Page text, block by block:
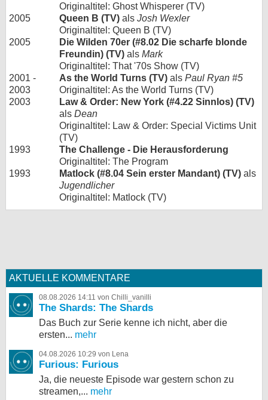
Originaltitel: Ghost Whisperer (TV)
2005
Queen B (TV) als Josh Wexler
Originaltitel: Queen B (TV)
2005
Die Wilden 70er (#8.02 Die scharfe blonde
Freundin) (TV) als Mark
Originaltitel: That '70s Show (TV)
2001 -
2003
As the World Turns (TV) als Paul Ryan #5
Originaltitel: As the World Turns (TV)
2003
Law & Order: New York (#4.22 Sinnlos) (TV)
als Dean
Originaltitel: Law & Order: Special Victims Unit
(TV)
1993
The Challenge - Die Herausforderung
Originaltitel: The Program
1993
Matlock (#8.04 Sein erster Mandant) (TV) als
Jugendlicher
Originaltitel: Matlock (TV)
AKTUELLE KOMMENTARE
08.08.2026 14:11 von Chilli_vanilli
The Shards: The Shards
Das Buch zur Serie kenne ich nicht, aber die
ersten... mehr
04.08.2026 10:29 von Lena
Furious: Furious
Ja, die neueste Episode war gestern schon zu
streamen,... mehr